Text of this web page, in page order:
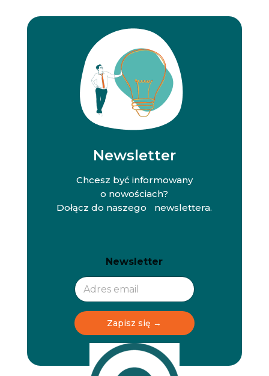
Newsletter
Chcesz być informowany
o nowościach?
Dołącz do naszego newslettera.
e
w
s
e
t
e
e
w
s
e
t
e
N
Newsletter
Zapisz się →